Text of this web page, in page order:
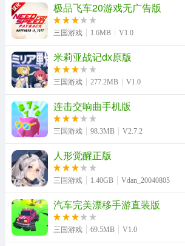
极品飞车20游戏无广告版
三国游戏 1.6MB V1.0
米莉亚战记dx原版
三国游戏 277.2MB V1.0
连击交响曲手机版
三国游戏 98.3MB V2.7.2
人形觉醒正版
三国游戏 1.40GB Vdan_20040805
汽车完美漂移手游直装版
三国游戏 69.5MB V1.0